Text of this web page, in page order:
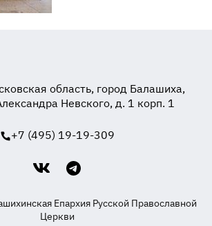
область, город Балашиха,
Невского, д. 1 корп. 1
+7 (495) 19-19-309
Епархия Русской Православной
Церкви